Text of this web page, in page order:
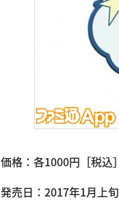
価格：各1000円［税込］
発売日：2017年1月上旬